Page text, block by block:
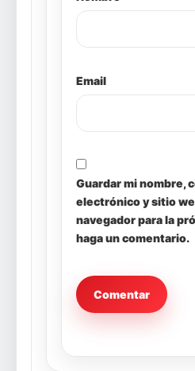
Email
Guardar mi nombre,
electrónico y sitio
navegador para la
haga un comentario.